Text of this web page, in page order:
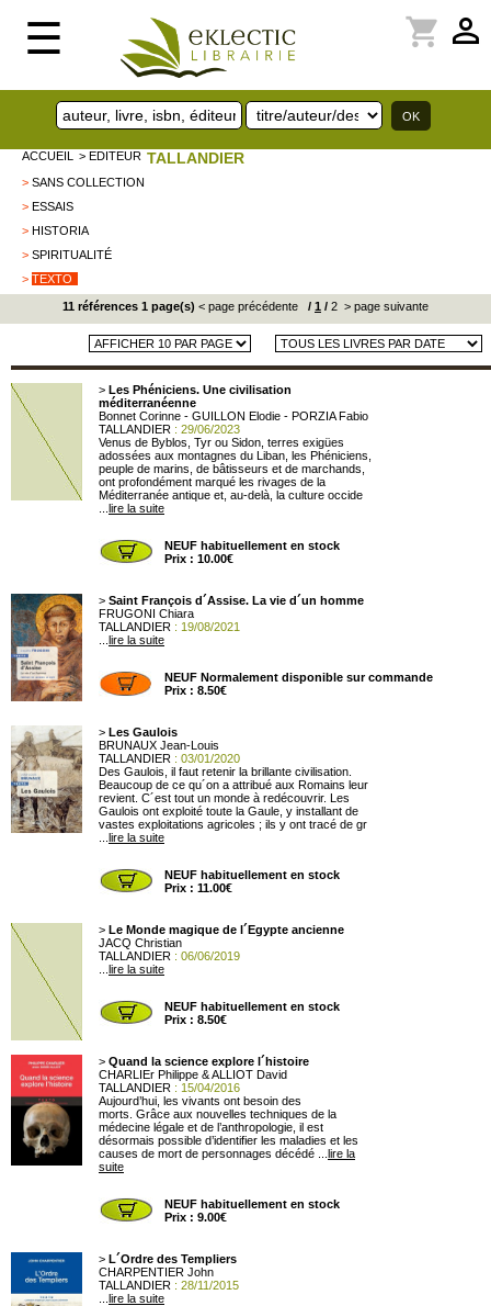
☰ perm_identity
shopping_cart
ACCUEIL > EDITEUR TALLANDIER
> SANS COLLECTION
> ESSAIS
> HISTORIA
> SPIRITUALITÉ
> TEXTO
11 références 1 page(s) < page précédente / 1 / 2 > page suivante
> Les Phéniciens. Une civilisation
méditerranéenne
Bonnet Corinne - GUILLON Elodie - PORZIA Fabio
TALLANDIER : 29/06/2023
Venus de Byblos, Tyr ou Sidon, terres exigües
adossées aux montagnes du Liban, les Phéniciens,
peuple de marins, de bâtisseurs et de marchands,
ont profondément marqué les rivages de la
Méditerranée antique et, au-delà, la culture occide
lire la suite
NEUF habituellement en stock
Prix : 10.00€
> Saint François d´Assise. La vie d´un homme
FRUGONI Chiara
TALLANDIER : 19/08/2021
lire la suite
NEUF Normalement disponible sur commande
Prix : 8.50€
> Les Gaulois
BRUNAUX Jean-Louis
TALLANDIER : 03/01/2020
Des Gaulois, il faut retenir la brillante civilisation.
Beaucoup de ce qu´on a attribué aux Romains leur
revient. C´est tout un monde à redécouvrir. Les
Gaulois ont exploité toute la Gaule, y installant de
vastes exploitations agricoles ; ils y ont tracé de gr
lire la suite
NEUF habituellement en stock
Prix : 11.00€
> Le Monde magique de l´Egypte ancienne
JACQ Christian
TALLANDIER : 06/06/2019
lire la suite
NEUF habituellement en stock
Prix : 8.50€
> Quand la science explore l´histoire
CHARLIEr Philippe & ALLIOT David
TALLANDIER : 15/04/2016
Aujourd’hui, les vivants ont besoin des
morts. Grâce aux nouvelles techniques de la
médecine légale et de l’anthropologie, il est
désormais possible d’identifier les maladies et les
causes de mort de personnages décédé ... lire la
suite
NEUF habituellement en stock
Prix : 9.00€
> L´Ordre des Templiers
CHARPENTIER John
TALLANDIER : 28/11/2015
lire la suite